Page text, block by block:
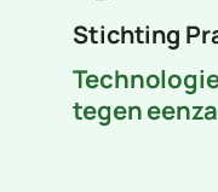
Stichting
tegen